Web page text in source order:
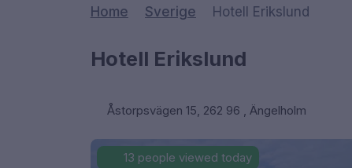
Home Sverige Hotell Erikslund
Hotell Erikslund
Åstorpsvägen 15, 262 96 , Ängelholm
13 people viewed today